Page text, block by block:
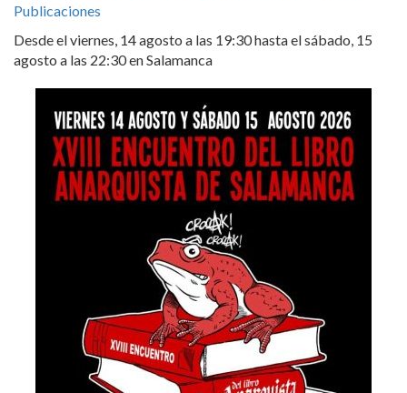
Publicaciones
Desde el viernes, 14 agosto a las 19:30 hasta el sábado, 15
agosto a las 22:30 en Salamanca